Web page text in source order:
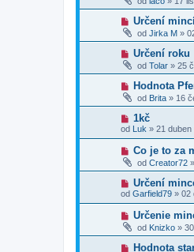
kě
v
e
k
í
s
p
ě
v
e
k
v
ý
p
ř
í
s
p
ě
v
e
k
N
v
ý
p
ř
í
p
ě
v
e
k
Určení
od Jirka M »
N
v
ý
p
ř
í
s
p
ě
v
e
k
Určení roku
od Tolar » 25
N
v
p
ř
í
s
p
ě
v
e
k
Hodnota
od Brita » 16
N
o
v
p
ř
í
s
p
ě
v
e
k
1kč
od Luk » 21 duben
N
v
ý
p
ř
í
s
p
ě
v
Co je to za
od Creator72 »
N
o
v
ý
p
ř
í
Určení
od Garfield79 » 02
N
v
ý
Určenie
od Knizko »
NHodnota